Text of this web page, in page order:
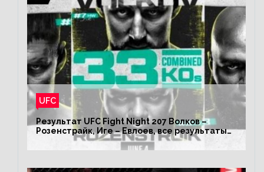
UFC
Результат UFC Fight Night 207 Волков –
Розенстрайк, Иге – Евлоев, все результаты
турнира ЮФС ФН 207